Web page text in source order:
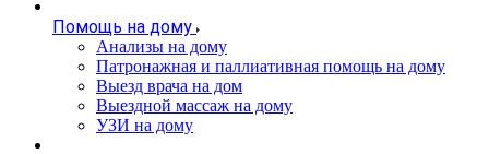
Помощь на дому
Анализы на дому
Патронажная и паллиативная помощь на дому
Выезд врача на дом
Выездной массаж на дому
УЗИ на дому